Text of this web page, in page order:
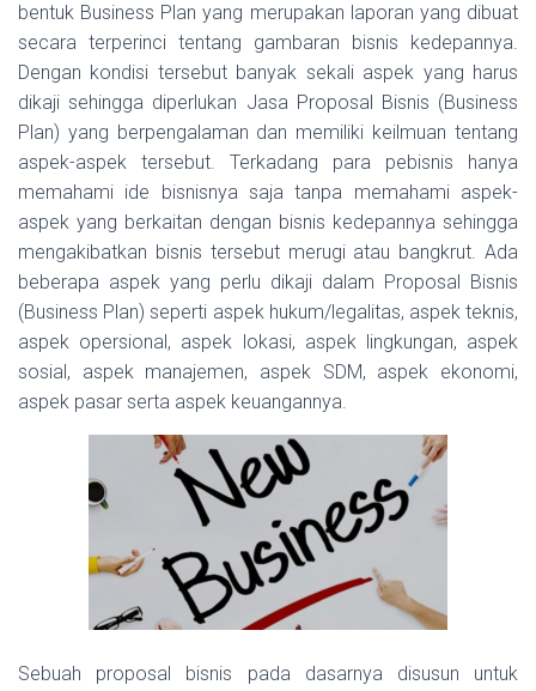
bentuk Business Plan yang merupakan laporan yang dibuat
secara terperinci tentang gambaran bisnis kedepannya.
Dengan kondisi tersebut banyak sekali aspek yang harus
dikaji sehingga diperlukan Jasa Proposal Bisnis (Business
Plan) yang berpengalaman dan memiliki keilmuan tentang
aspek-aspek tersebut. Terkadang para pebisnis hanya
memahami ide bisnisnya saja tanpa memahami aspek-
aspek yang berkaitan dengan bisnis kedepannya sehingga
mengakibatkan bisnis tersebut merugi atau bangkrut. Ada
beberapa aspek yang perlu dikaji dalam Proposal Bisnis
(Business Plan) seperti aspek hukum/legalitas, aspek teknis,
aspek opersional, aspek lokasi, aspek lingkungan, aspek
sosial, aspek manajemen, aspek SDM, aspek ekonomi,
aspek pasar serta aspek keuangannya.
Sebuah proposal bisnis pada dasarnya disusun untuk